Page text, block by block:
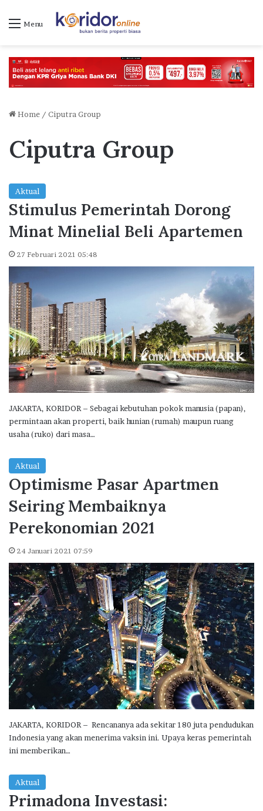
Menu
Home / Ciputra Group
Ciputra Group
Aktual
Stimulus Pemerintah Dorong
Minat Minelial Beli Apartemen
27 Februari 2021 05:48
JAKARTA, KORIDOR – Sebagai kebutuhan pokok manusia (papan),
permintaan akan properti, baik hunian (rumah) maupun ruang
usaha (ruko) dari masa…
Aktual
Optimisme Pasar Apartmen
Seiring Membaiknya
Perekonomian 2021
24 Januari 2021 07:59
JAKARTA, KORIDOR – Rencananya ada sekitar 180 juta pendudukan
Indonesia yang akan menerima vaksin ini. Upaya keras pemerintah
ini memberikan…
Aktual
Primadona Investasi: